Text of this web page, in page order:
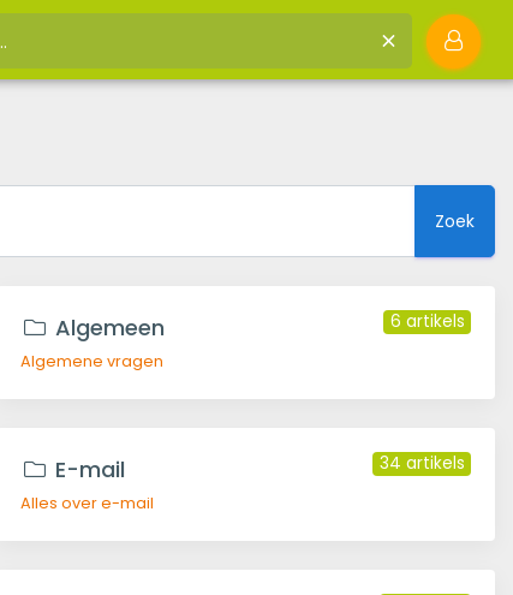
Kennisbank
Zoek
Algemeen 6 artikels
Algemene vragen
E-mail 34 artikels
Alles over e-mail